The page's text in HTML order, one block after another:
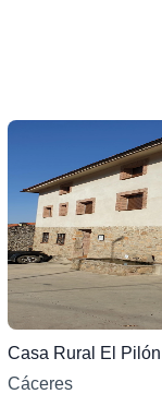
Casa Rural El Pilón
Cáceres